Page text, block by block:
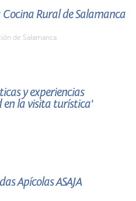
Rural de Salamanca
de Salamanca
y experiencias
en la visita turística'
Apícolas ASAJA